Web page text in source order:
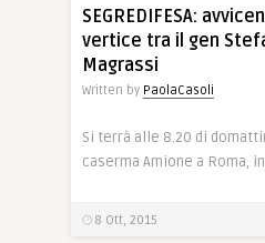
SEGREDIFESA:
vertice tra il gen
Magrassi
Written by PaolaCasoli
Si terrà alle 8.20 di
caserma Amione a Roma,
8 Ott, 2015